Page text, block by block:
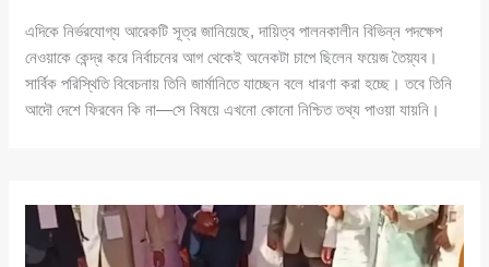
এদিকে নির্ভরযোগ্য আরেকটি সূত্র জানিয়েছে, দায়িত্ব পালনকালীন বিভিন্ন পদক্ষেপ
নেওয়াকে কেন্দ্র করে নির্বাচনের আগ থেকেই অনেকটা চাপে ছিলেন ফয়েজ তৈয়্যব।
সার্বিক পরিস্থিতি বিবেচনায় তিনি জার্মানিতে যাচ্ছেন বলে ধারণা করা হচ্ছে। তবে তিনি
আদৌ দেশে ফিরবেন কি না—সে বিষয়ে এখনো কোনো নিশ্চিত তথ্য পাওয়া যায়নি।